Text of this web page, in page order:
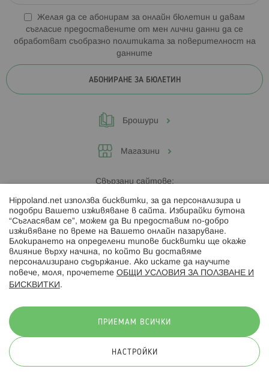
Желая да се абонирам за онлайн бюлетин и давам
съгласие предоставените от мен лични данни да се
обработват съобразно политиката за поверителност на
данните
АБОНИРАНЕ ЗА БЮЛЕТИН
Брошури
Магазини
Свързани сайтове:
Hippoland.ro
Последвайте ни:
© 2026 Hippoland.net. Всички права запазени
Hippoland.net използва бисквитки, за да персонализира и
подобри Вашето изживяване в сайта. Избирайки бутона
“Съгласявам се”, можем да Ви предоставим по-добро
изживяване по време на Вашето онлайн пазаруване.
Блокирането на определени типове бисквитки ще окаже
влияние върху начина, по който Ви доставяме
персонализирано съдържание. Ако искате да научите
повече, моля, прочетете ОБЩИ УСЛОВИЯ ЗА ПОЛЗВАНЕ И
БИСКВИТКИ .
ПРИЕМАМ ВСИЧКИ
НАСТРОЙКИ